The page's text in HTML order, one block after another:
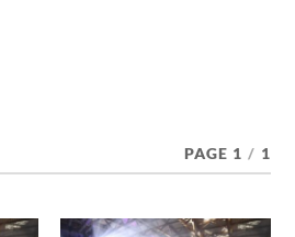
PAGE 1 / 1